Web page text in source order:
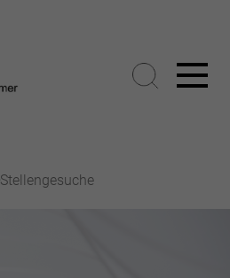
Stellengesuche